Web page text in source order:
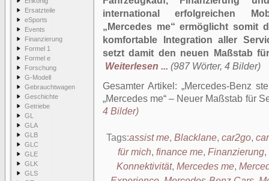
Ersatzteile
eSports
Events
Finanzierung
Formel 1
Formel e
Forschung
G-Modell
Gebrauchtwagen
Geschichte
Getriebe
GL
GLA
GLB
GLC
GLE
GLK
GLS
international erfolgreichen
„Mercedes me“ ermöglicht somit
komfortable Integration aller
setzt damit den neuen Maßstab
Weiterlesen ... (987 Wörter, 4 Bilder)
Gesamter Artikel:
Mercedes-Benz
„Mercedes me“ – Neuer Maßstab für
4 Bilder)
Tags:assist me, Blacklane, car2go,
für mich, finance me, Finanzierung,
Konnektivität, Mercedes me,